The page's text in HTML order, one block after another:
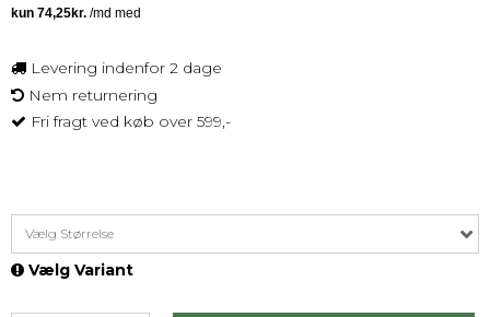
Levering indenfor 2 dage
Nem returnering
Fri fragt ved køb over 599,-
Vælg Størrelse
Vælg Variant